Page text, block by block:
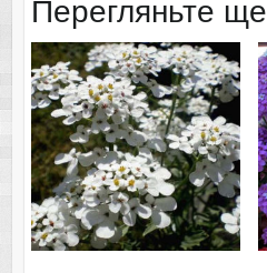
Перегляньте ще